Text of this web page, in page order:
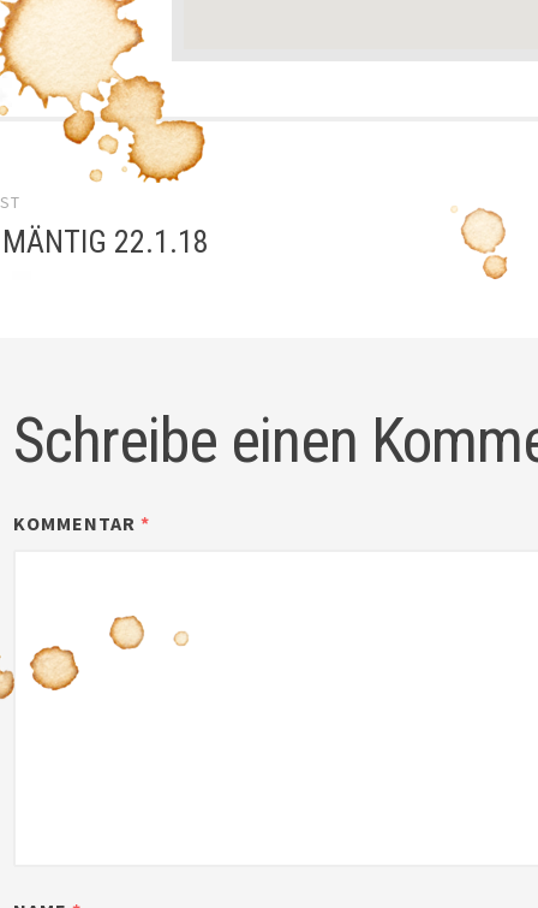
22.1.18
Schreibe einen
KOMMENTAR*